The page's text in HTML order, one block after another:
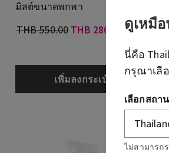
มิสต์ขนาดพกพา
THB 550.00 THB 280.00
เพิ่มลงกระเป๋า
ดูเหมื
นี่คือ
กรุณาเลื
เลือกสถา
ไม่สามารถ